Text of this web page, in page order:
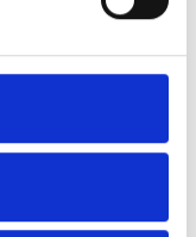
oversize.
op i siderne,
lyseblå og